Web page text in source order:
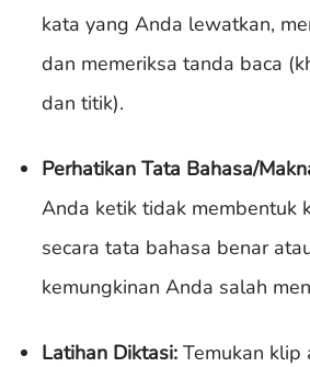
kata yang Anda lewatkan,
dan memeriksa tanda baca
dan titik).
Perhatikan Tata Bahasa/
Anda ketik tidak membentuk
secara tata bahasa benar
kemungkinan Anda salah
Latihan Diktasi: Temukan klip